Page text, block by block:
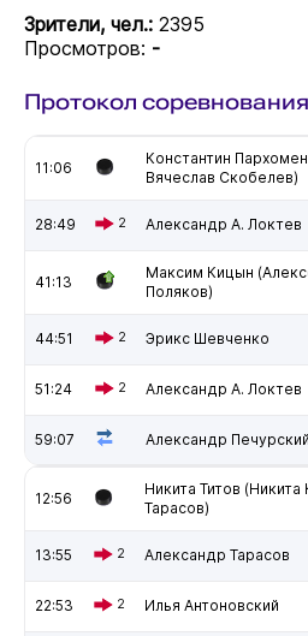
Зрители, чел.: 2395
Просмотров: -
Протокол соревнования
11:06
Константин
Вячеслав Скобелев)
28:49 2 Александр А. Локтев
41:13
Максим Кицын
Поляков)
44:51 2 Эрикс Шевченко
51:24 2 Александр А. Локтев
59:07 Александр
12:56
Никита Титов
Тарасов)
13:55 2 Александр Тарасов
22:53 2 Илья Антоновский